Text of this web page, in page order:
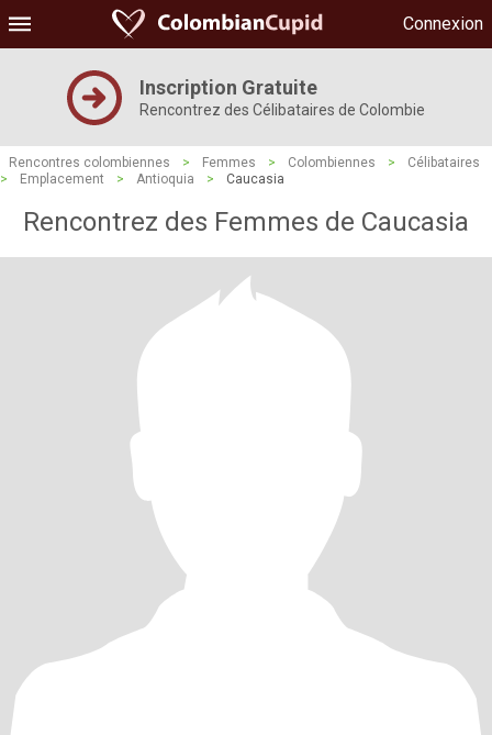
Connexion
Inscription Gratuite
Rencontrez des Célibataires de Colombie
Rencontres colombiennes > Femmes > Colombiennes >
Célibataires
>
Emplacement > Antioquia > Caucasia
Rencontrez des Femmes de Caucasia